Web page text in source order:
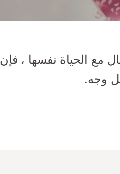
مع الحياة نفسها ، فإن
وجه.